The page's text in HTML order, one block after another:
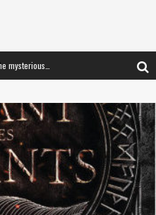
« The Broken Ring / This Mariage Will Fail Anyway » (Tome 2) – Préparer sa vengeance…
« Mon Village Révolté » - Combattre un Projet !
« Le Béton et le Bambou / Propositions pour Mayotte et le Monde. » - Améliorations !